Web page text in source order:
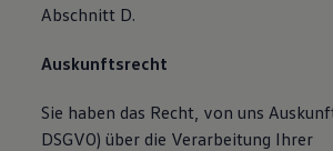
Abschnitt D.
Auskunftsrecht
Sie haben das Recht, von uns
DSGVO) über die Verarbeitung Ihrer